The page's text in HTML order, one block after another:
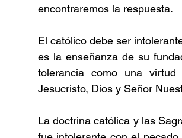
encontraremos la respuesta.
El católico debe ser
es la enseñanza de su
tolerancia como una
Jesucristo, Dios y Señor
La doctrina católica y las